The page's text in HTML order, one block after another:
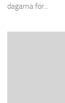
dagarna för...